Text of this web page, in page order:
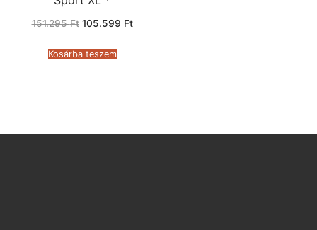
151.295Ft Original
151.295 Ft.
105.599 FtCurrent
Kosárba teszem